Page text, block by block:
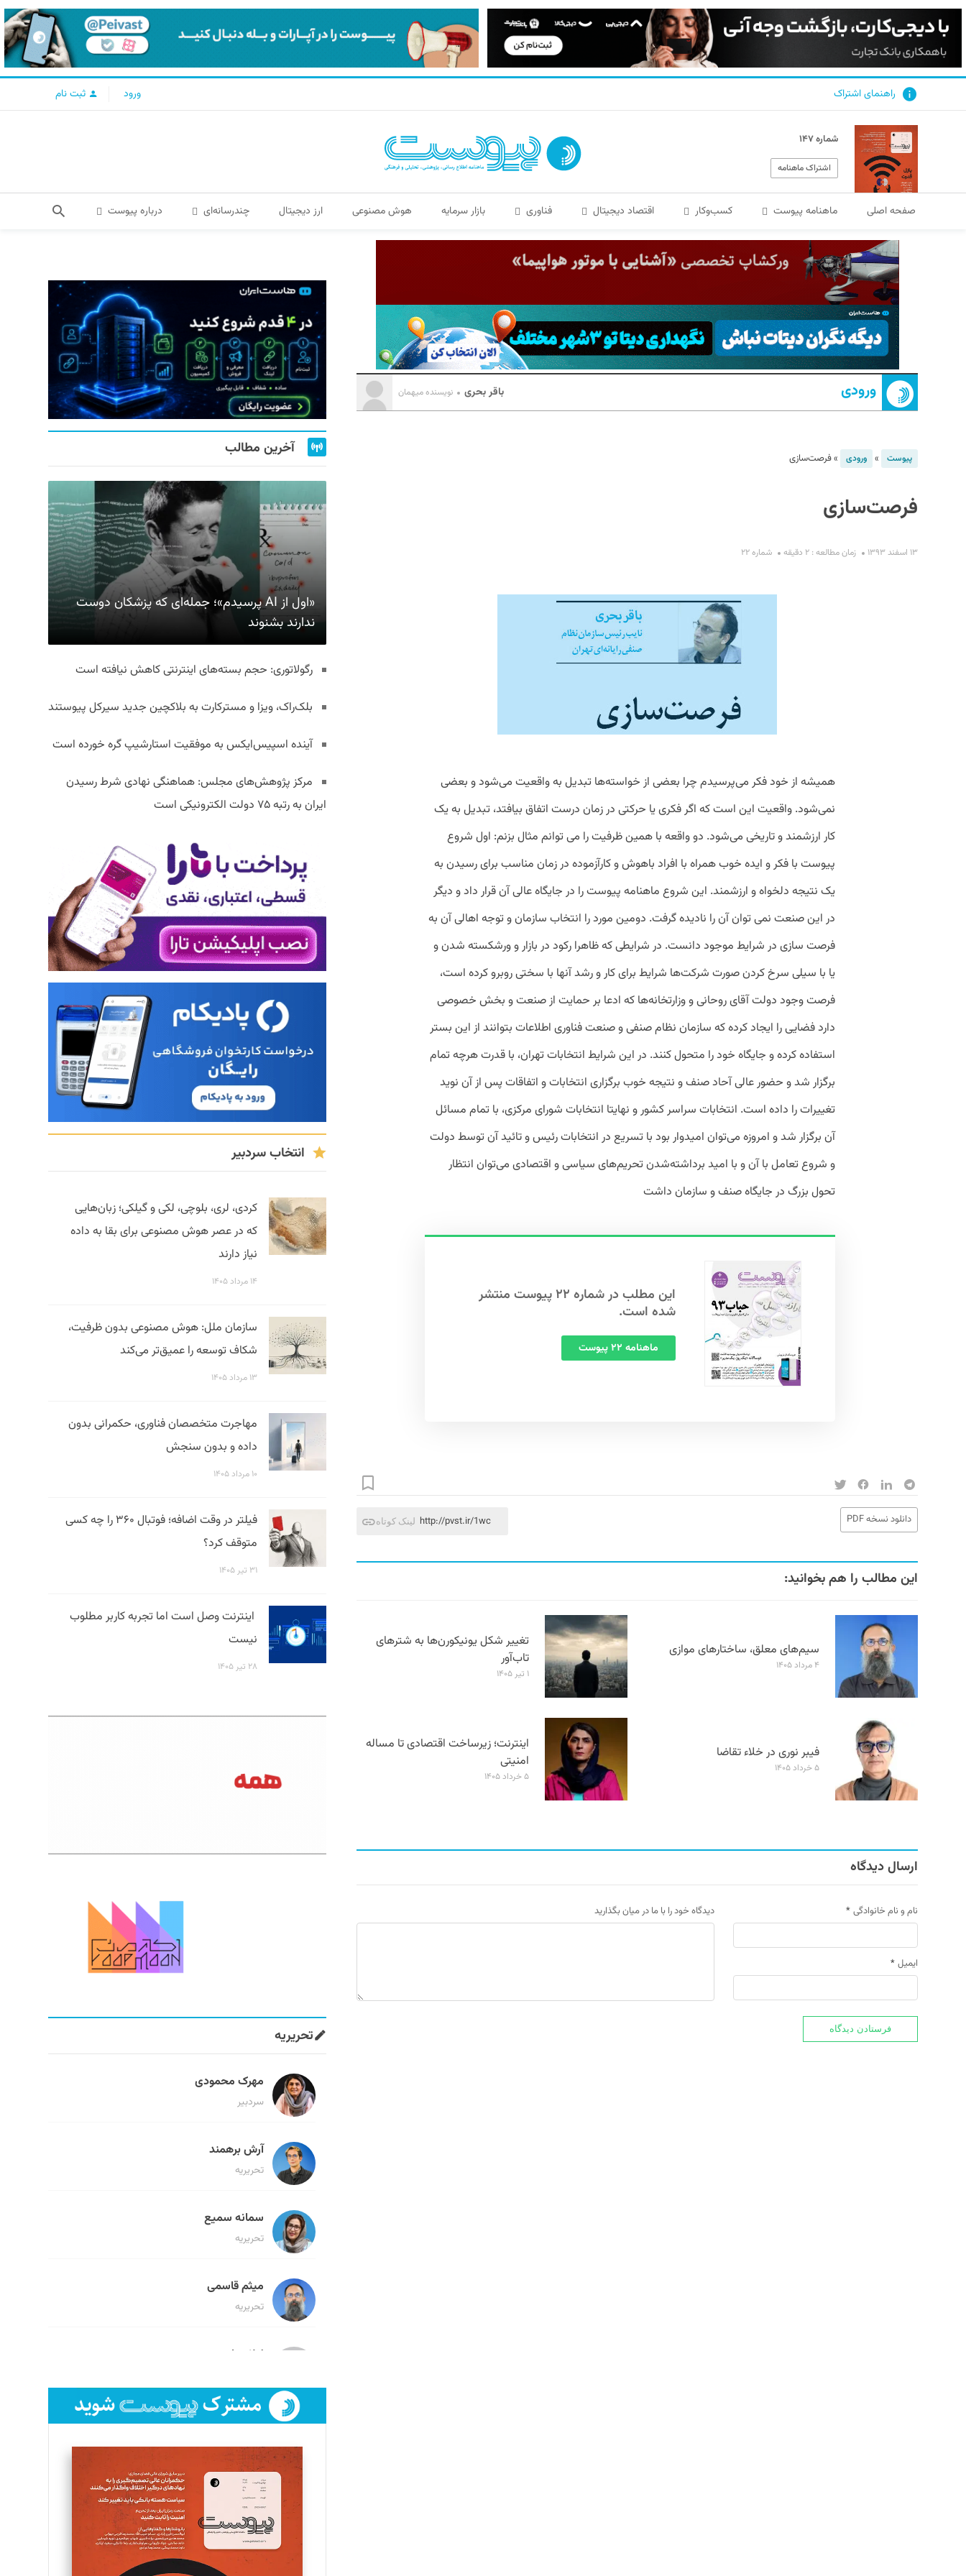
راهنمای اشتراک ورود ثبت نام
شماره ۱۴۷
اشتراک ماهنامه
صفحه اصلی ماهنامه پیوست کسب‌و‌کار اقتصاد دیجیتال فناوری بازار سرمایه هوش مصنوعی ارز دیجیتال چندرسانه‌ای درباره پیوست
ورودی باقر بحری نویسنده میهمان
پیوست » ورودی »فرصت‌سازی
فرصت‌سازی
۱۳ اسفند ۱۳۹۳ زمان مطالعه : ۲ دقیقه شماره ۲۲
همیشه از خود فکر می‌پرسیدم چرا بعضی از خواسته‌ها تبدیل به واقعیت می‌شود و بعضی
نمی‌شود. واقعیت این است که اگر فکری یا حرکتی در زمان درست اتفاق بیافتد، تبدیل به یک
کار ارزشمند و تاریخی می‌شود. دو واقعه با همین ظرفیت را می توانم مثال بزنم: اول شروع
پیوست با فکر و ایده خوب همراه با افراد باهوش و کارآزموده در زمان مناسب برای رسیدن به
یک نتیجه دلخواه و ارزشمند. این شروع ماهنامه پیوست را در جایگاه عالی آن قرار داد و دیگر
در این صنعت نمی توان آن را نادیده گرفت. دومین مورد را انتخاب سازمان و توجه اهالی آن به
فرصت سازی در شرایط موجود دانست. در شرایطی که ظاهرا رکود در بازار و ورشکسته شدن و
یا با سیلی سرخ کردن صورت شرکت‌ها شرایط برای کار و رشد آنها با سختی روبرو کرده است،
فرصت وجود دولت آقای روحانی و وزارتخانه‌ها که ادعا بر حمایت از صنعت و بخش خصوصی
دارد فضایی را ایجاد کرده که سازمان نظام صنفی و صنعت فناوری اطلاعات بتوانند از این بستر
استفاده کرده و جایگاه خود را متحول کنند. در این شرایط انتخابات تهران، با قدرت هرچه تمام
برگزار شد و حضور عالی آحاد صنف و نتیجه خوب برگزاری انتخابات و اتفاقات پس از آن نوید
تغییرات را داده است. انتخابات سراسر کشور و نهایتا انتخابات شورای مرکزی، با تمام مسائل
آن برگزار شد و امروزه می‌توان امیدوار بود با تسریع در انتخابات رئیس و تائید آن توسط دولت
و شروع تعامل با آن و با امید برداشته‌شدن تحریم‌های سیاسی و اقتصادی می‌توان انتظار
تحول بزرگ در جایگاه صنف و سازمان داشت
این مطلب در شماره ۲۲ پیوست منتشر
شده است.
ماهنامه ۲۲ پیوست
دانلود نسخه PDF لینک کوتاه http://pvst.ir/1wc
این مطالب را هم بخوانید:
سیم‌های معلق، ساختارهای موازی
۴ مرداد ۱۴۰۵
تغییر شکل یونیکورن‌ها به شترهای
تاب‌آور
۱ تیر ۱۴۰۵
فیبر نوری در خلاء تقاضا
۵ خرداد ۱۴۰۵
اینترنت؛ زیرساخت اقتصادی تا مساله
امنیتی
۵ خرداد ۱۴۰۵
ارسال دیدگاه
نام و نام خانوادگی *
ایمیل *
دیدگاه خود را با ما در میان بگذارید
آخرین مطالب
«اول از AI پرسیدم»؛ جمله‌ای که پزشکان دوست
ندارند بشنوند
رگولاتوری: حجم بسته‌های اینترنتی کاهش نیافته است
بلک‌راک، ویزا و مسترکارت به بلاکچین جدید سیرکل پیوستند
آینده اسپیس‌ایکس به موفقیت استارشیپ گره خورده است
مرکز پژوهش‌های مجلس: هماهنگی نهادی شرط رسیدن
ایران به رتبه ۷۵ دولت الکترونیکی است
انتخاب سردبیر
کردی، لری، بلوچی، لکی و گیلکی؛ زبان‌هایی
که در عصر هوش مصنوعی برای بقا به داده
نیاز دارند
۱۴ مرداد ۱۴۰۵
سازمان ملل: هوش مصنوعی بدون ظرفیت،
شکاف توسعه را عمیق‌تر می‌کند
۱۳ مرداد ۱۴۰۵
مهاجرت متخصصان فناوری، حکمرانی بدون
داده و بدون سنجش
۱۰ مرداد ۱۴۰۵
فیلتر در وقت اضافه؛ فوتبال ۳۶۰ را چه کسی
متوقف کرد؟
۳۱ تیر ۱۴۰۵
اینترنت وصل است اما تجربه کاربر مطلوب
نیست
۲۸ تیر ۱۴۰۵
تحریریه
مهرک محمودی
سردبیر
آرش برهمند
تحریریه
سمانه سمیع
تحریریه
میثم قاسمی
تحریریه
لیلا حنارود
فائزه فتحی رستمی
تحریریه
سروش کرمیان
تحریریه
مینا پاکدل